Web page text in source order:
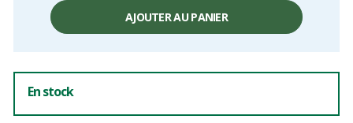
AJOUTER AU PANIER
En stock